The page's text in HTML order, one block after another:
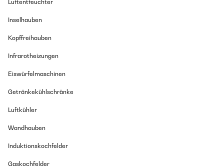
Luftentfeuchter
Inselhauben
Kopffreihauben
Infrarotheizungen
Eiswürfelmaschinen
Getränkekühlschränke
Luftkühler
Wandhauben
Induktionskochfelder
Gaskochfelder